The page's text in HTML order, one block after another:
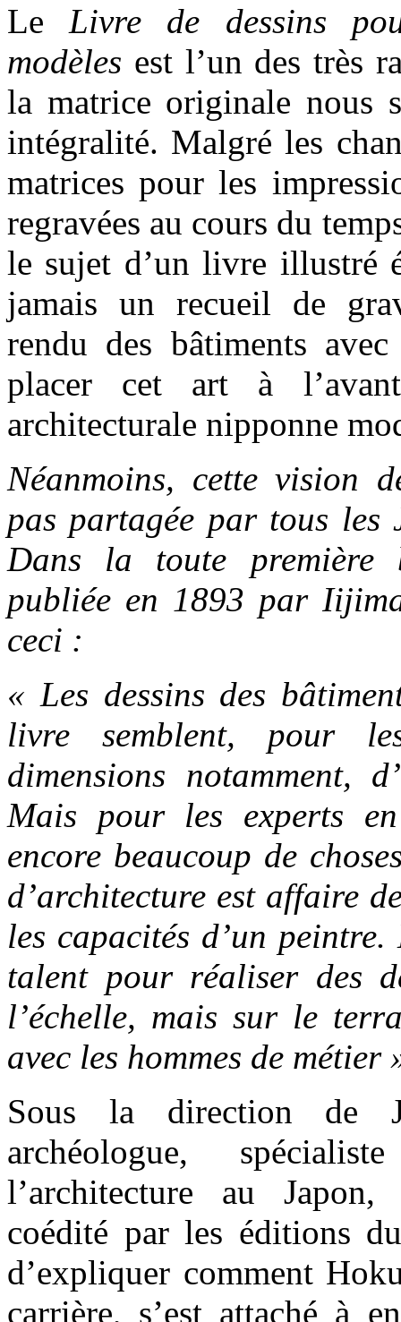
LeLivre de dessins
modèles est l’un des très
la matrice originale nous
intégralité. Malgré les
matrices pour les
regravées au cours du
le sujet d’un livre illustré
jamais un recueil de
rendu des bâtiments
placer cet art à
architecturale nipponne
Néanmoins, cette vision
pas partagée par tous les
Dans la toute première
publiée en 1893 par
ceci :
« Les dessins des
livre semblent, pour
dimensions notamment,
Mais pour les experts
encore beaucoup de
d’architecture est affaire
les capacités d’un
talent pour réaliser des
l’échelle, mais sur le
avec les hommes de métier
Sous la direction de
archéologue,
l’architecture au Japon,
coédité par les éditions
d’expliquer comment
carrière, s’est attaché à